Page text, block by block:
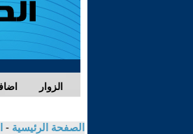
الزوار
الصفحة الرئيسية -